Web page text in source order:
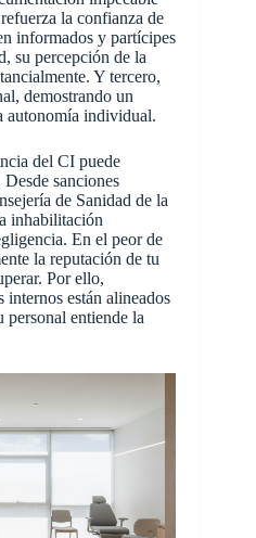
la confianza de
informados y partícipes
su percepción de la
Y tercero,
demostrando un
autonomía individual.
del CI puede
Desde sanciones
de Sanidad de la
inhabilitación
En el peor de
la reputación de tu
Por ello,
internos están alineados
entiende la